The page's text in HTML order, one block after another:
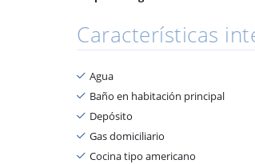
Características
Agua
Baño en habitación principal
Depósito
Gas domiciliario
Cocina tipo americano